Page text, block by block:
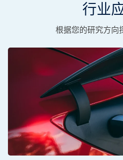
行业
根据您的研究方向